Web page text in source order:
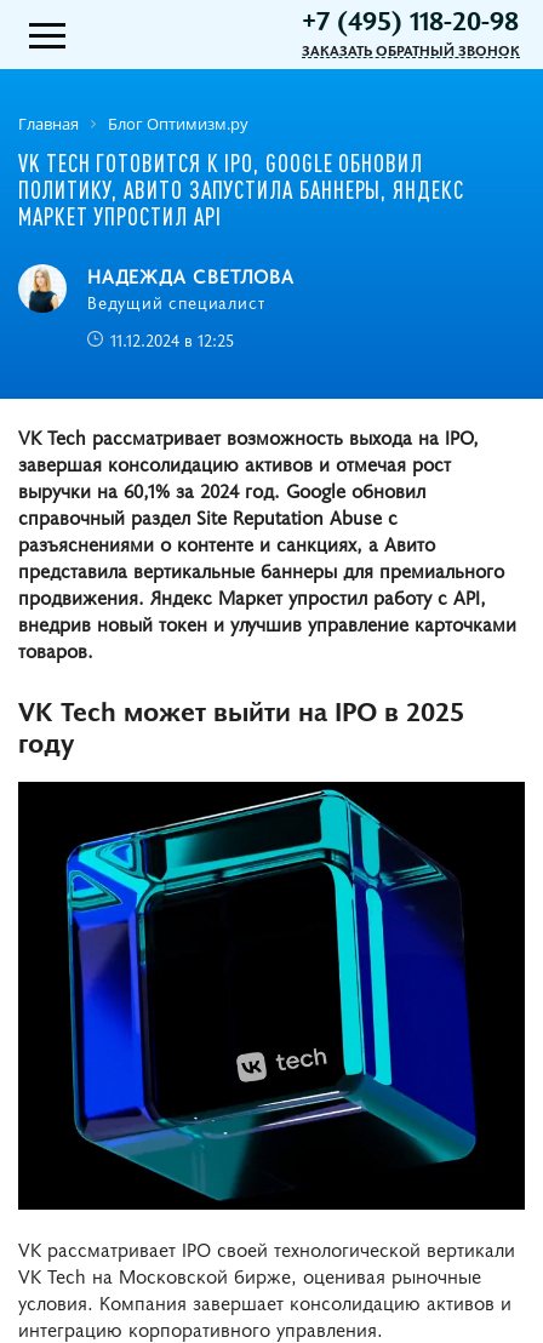
+7 (495) 118-20-98
ЗАКАЗАТЬ ОБРАТНЫЙ ЗВОНОК
Главная Блог Оптимизм.ру
VK TECH ГОТОВИТСЯ К IPO, GOOGLE ОБНОВИЛ
ПОЛИТИКУ, АВИТО ЗАПУСТИЛА БАННЕРЫ, ЯНДЕКС
МАРКЕТ УПРОСТИЛ API
НАДЕЖДА СВЕТЛОВА
Ведущий специалист
11.12.2024 в 12:25
VK Tech рассматривает возможность выхода на IPO,
завершая консолидацию активов и отмечая рост
выручки на 60,1% за 2024 год. Google обновил
справочный раздел Site Reputation Abuse с
разъяснениями о контенте и санкциях, а Авито
представила вертикальные баннеры для премиального
продвижения. Яндекс Маркет упростил работу с API,
внедрив новый токен и улучшив управление карточками
товаров.
VK Tech может выйти на IPO в 2025
году
VK рассматривает IPO своей технологической вертикали
VK Tech на Московской бирже, оценивая рыночные
условия. Компания завершает консолидацию активов и
интеграцию корпоративного управления.